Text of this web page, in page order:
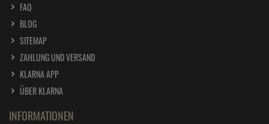
FAQ
BLOG
SITEMAP
ZAHLUNG UND VERSAND
KLARNA APP
ÜBER KLARNA
INFORMATIONEN